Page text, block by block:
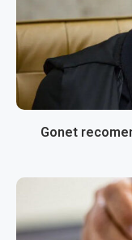
Gonet